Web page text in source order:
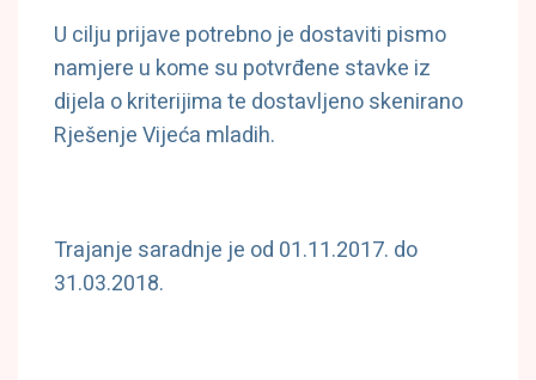
U cilju prijave potrebno je dostaviti pismo
namjere u kome su potvrđene stavke iz
dijela o kriterijima te dostavljeno skenirano
Rješenje Vijeća mladih.
Trajanje saradnje je od 01.11.2017. do
31.03.2018.